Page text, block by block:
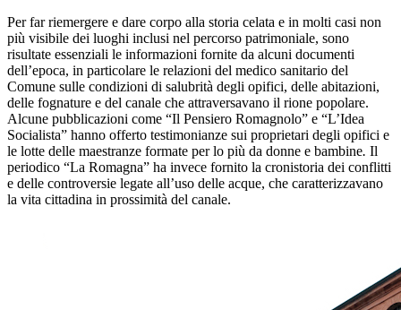
Per far riemergere e dare corpo alla storia celata e in molti casi non
più visibile dei luoghi inclusi nel percorso patrimoniale, sono
risultate essenziali le informazioni fornite da alcuni documenti
dell’epoca, in particolare le relazioni del medico sanitario del
Comune sulle condizioni di salubrità degli opifici, delle abitazioni,
delle fognature e del canale che attraversavano il rione popolare.
Alcune pubblicazioni come “Il Pensiero Romagnolo” e “L’Idea
Socialista” hanno offerto testimonianze sui proprietari degli opifici e
le lotte delle maestranze formate per lo più da donne e bambine. Il
periodico “La Romagna” ha invece fornito la cronistoria dei conflitti
e delle controversie legate all’uso delle acque, che caratterizzavano
la vita cittadina in prossimità del canale.